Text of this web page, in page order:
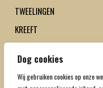
Dog cookies
Wij gebruiken cookies op onze
TWEELINGEN
KREEFT
MAAGD